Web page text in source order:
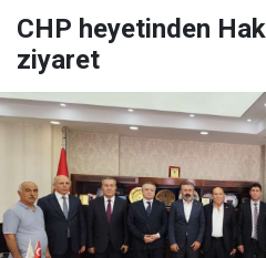
CHP heyetinden
ziyaret